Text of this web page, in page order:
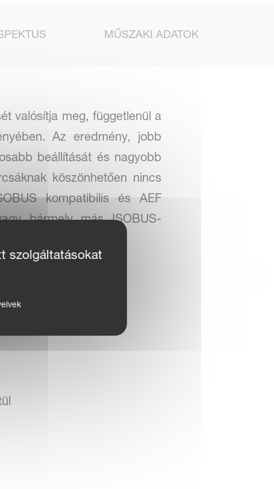
MŰSZAKI ADATOK
valósítja meg, függetlenül a
Az eredmény, jobb
beállítását és nagyobb
köszönhetően nincs
kompatibilis és AEF
bármely más ISOBUS-
szolgáltatásokat